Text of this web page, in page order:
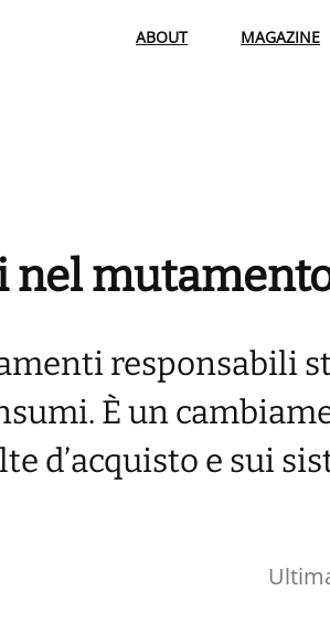
ABOUT MAGAZINE
responsabili
È un
d’acquisto e sui